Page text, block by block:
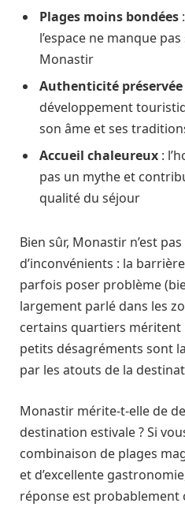
Plages moins bondées
l’espace ne manque
Monastir
Authenticité préservée
développement
son âme et ses
Accueil chaleureux :
pas un mythe et
qualité du séjour
Bien sûr, Monastir n’est
d’inconvénients : la
parfois poser problème
largement parlé dans les
certains quartiers méritent
petits désagréments sont
par les atouts de la
Monastir mérite-t-elle de
destination estivale ? Si
combinaison de plages
et d’excellente
réponse est probablement